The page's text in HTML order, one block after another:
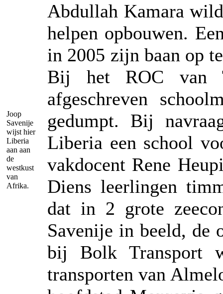
Joop
Savenije
wijst hier
Liberia
aan aan
de
westkust
van
Afrika.
Abdullah Kamara
helpen opbouwen.
in 2005 zijn baan op
Bij het ROC van
afgeschreven
gedumpt. Bij
Liberia een school
vakdocent Rene
Diens leerlingen
dat in 2 grote
Savenije in beeld, de
bij Bolk Transport
transporten van